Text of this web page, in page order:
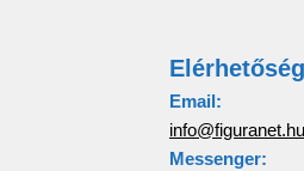
Email:
info@figuranet.hu
Messenger: